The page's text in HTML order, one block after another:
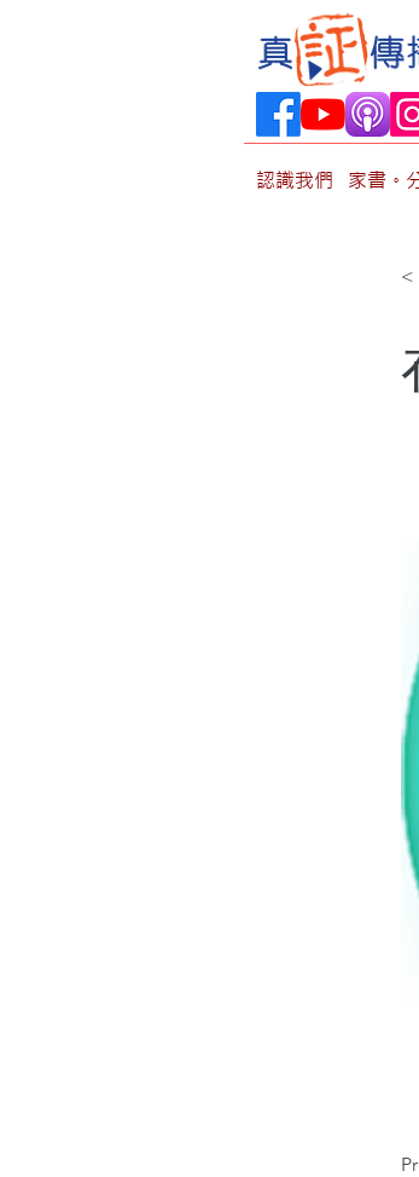
認識我們 家書。
<